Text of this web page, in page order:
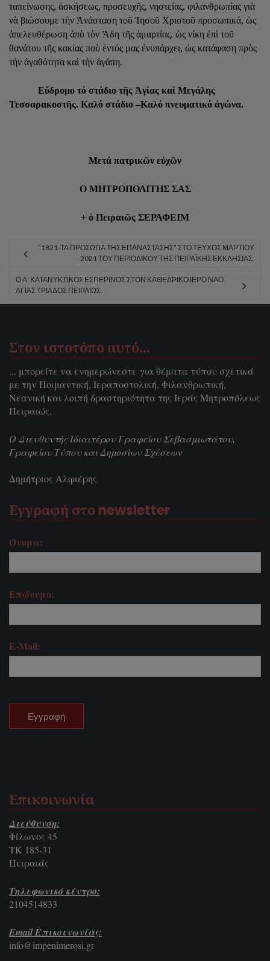
ταπείνωσης, ἀσκήσεως, προσευχῆς, νηστείας, φιλανθρωπίας γιὰ
νὰ βιώσουμε τὴν Ἀνάσταση τοῦ Ἰησοῦ Χριστοῦ προσωπικά, ὡς
ἀπελευθέρωση ἀπὸ τὸν Ἄδη τῆς ἁμαρτίας, ὡς νίκη ἐπὶ τοῦ
θανάτου τῆς κακίας ποὺ ἐντός μας ἐνυπάρχει, ὡς κατάφαση πρὸς
τὴν ἀγαθότητα καὶ τὴν ἀγάπη.
Εὔδρομο τό στάδιο τῆς Ἁγίας καί Μεγάλης
Τεσσαρακοστῆς. Καλό στάδιο –Καλό πνευματικό ἀγώνα.
Μετά πατρικῶν εὐχῶν
Ο ΜΗΤΡΟΠΟΛΙΤΗΣ ΣΑΣ
+ ὁ Πειραιῶς ΣΕΡΑΦΕΙΜ
“1821-ΤΑ ΠΡΌΣΩΠΑ ΤΗΣ ΕΠΑΝΆΣΤΑΣΗΣ” ΣΤΟ ΤΕΎΧΟΣ ΜΑΡΤΊΟΥ
2021 ΤΟΥ ΠΕΡΙΟΔΙΚΟΎ ΤΗΣ ΠΕΙΡΑΪΚΉΣ ΕΚΚΛΗΣΊΑΣ.
Ο Α’ ΚΑΤΑΝΥΚΤΙΚΌΣ ΕΣΠΕΡΙΝΌΣ ΣΤΟΝ ΚΑΘΕΔΡΙΚΌ ΙΕΡΌ ΝΑΌ
ΑΓΊΑΣ ΤΡΙΆΔΟΣ ΠΕΙΡΑΙΏΣ.
Στον ιστοτόπο αυτό…
... μπορείτε να ενημερώνεστε για θέματα τύπου σχετικά
με την Ποιμαντική, Ιεραποστολική, Φιλανθρωπική,
Νεανική και λοιπή δραστηριότητα της Ιεράς Μητροπόλεως
Πειραιώς.
Ο Διευθυντής Ιδιαιτέρου Γραφείου Σεβασμιωτάτου,
Γραφείου Τύπου και Δημοσίων Σχέσεων
Δημήτριος Αλφιέρης
Εγγραφή στο newsletter
Όνομα:
Επώνυμο:
E-Mail:
Επικοινωνία
Διεύθυνση:
Φίλωνος 45
ΤΚ 185-31
Πειραιάς
Τηλεφωνικό κέντρο:
2104514833
Email Επικοινωνίας:
info@impenimerosi.gr